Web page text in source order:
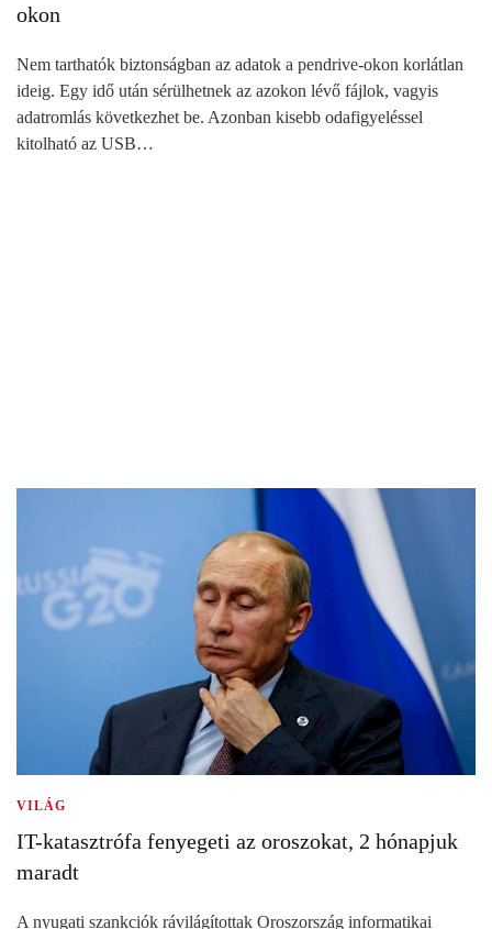
okon
Nem tarthatók biztonságban az adatok a pendrive-okon korlátlan
ideig. Egy idő után sérülhetnek az azokon lévő fájlok, vagyis
adatromlás következhet be. Azonban kisebb odafigyeléssel
kitolható az USB…
VILÁG
IT-katasztrófa fenyegeti az oroszokat, 2 hónapjuk
maradt
A nyugati szankciók rávilágítottak Oroszország informatikai